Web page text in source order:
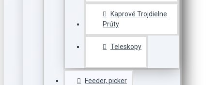
Kaprové Trojdielne
Prúty
Teleskopy
Feeder, picker